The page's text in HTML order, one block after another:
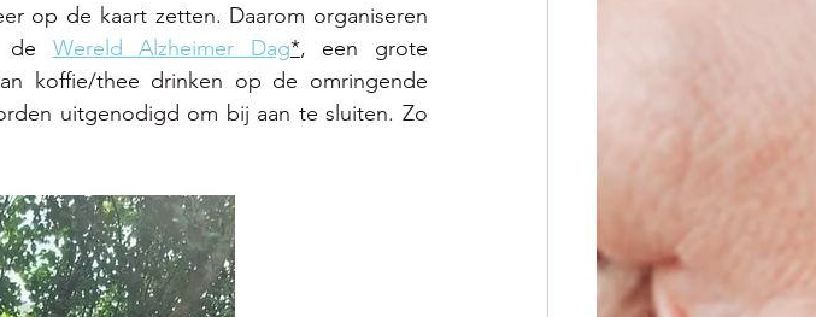
op de kaart zetten. Daarom organiseren
de Wereld Alzheimer Dag*, een grote
koffie/thee drinken op de omringende
uitgenodigd om bij aan te sluiten. Zo